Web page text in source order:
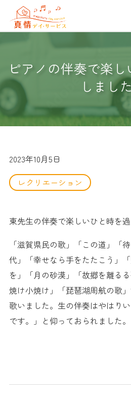
ピアノの伴奏で楽
しまし
2023年10月5日
レクリエーション
東先生の伴奏で楽しいひと時を過
「滋賀県民の歌」「この道」「
代」「幸せなら手をたたこう」
を」「月の砂漠」「故郷を離る
焼け小焼け」「琵琶湖周航の歌
歌いました。生の伴奏はやはり
です。」と仰っておられました。